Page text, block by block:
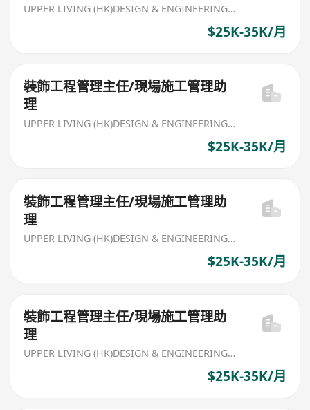
UPPER LIVING (HK)DESIGN & ENGINEERING LIMITED
$25K-35K/月
裝飾工程管理主任/現場施工管理助
理
UPPER LIVING (HK)DESIGN & ENGINEERING LIMITED
$25K-35K/月
裝飾工程管理主任/現場施工管理助
理
UPPER LIVING (HK)DESIGN & ENGINEERING LIMITED
$25K-35K/月
裝飾工程管理主任/現場施工管理助
理
UPPER LIVING (HK)DESIGN & ENGINEERING LIMITED
$25K-35K/月